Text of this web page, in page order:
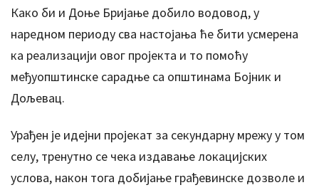
Како би и Доње Бријање добило водовод, у
наредном периоду сва настојања ће бити усмерена
ка реализацији овог пројекта и то помоћу
међуопштинске сарадње са општинама Бојник и
Дољевац.
Урађен је идејни пројекат за секундарну мрежу у том
селу, тренутно се чека издавање локацијских
услова, након тога добијање грађевинске дозволе и